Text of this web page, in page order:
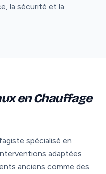
la sécurité et la
en Chauffage
spécialisé en
adaptées
anciens comme des